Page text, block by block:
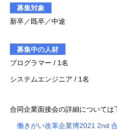
関連（加盟）団体・取引先
募集要項
選考プロセス
お問い合わせ
募集対象
新卒／既卒／中途
募集中の人材
プログラマー / 1名
システムエンジニア / 1名
合同企業面接会の詳細については
働きがい改革企業博2021 2nd